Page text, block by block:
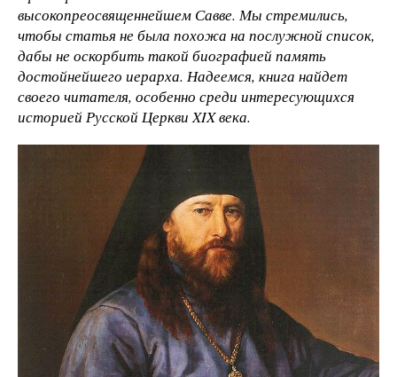
высокопреосвященнейшем Савве. Мы стремились,
чтобы статья не была похожа на послужной список,
дабы не оскорбить такой биографией память
достойнейшего иерарха. Надеемся, книга найдет
своего читателя, особенно среди интересующихся
историей Русской Церкви XIX века.